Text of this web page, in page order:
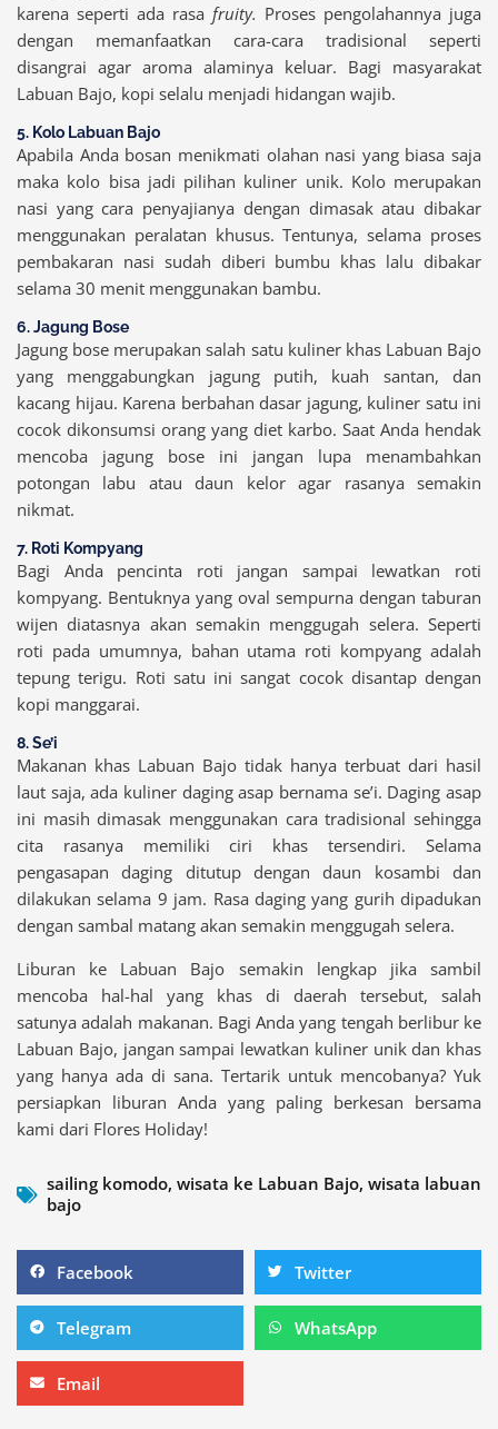
karena seperti ada rasa fruity. Proses pengolahannya juga
dengan memanfaatkan cara-cara tradisional seperti
disangrai agar aroma alaminya keluar. Bagi masyarakat
Labuan Bajo, kopi selalu menjadi hidangan wajib.
5. Kolo Labuan Bajo
Apabila Anda bosan menikmati olahan nasi yang biasa saja
maka kolo bisa jadi pilihan kuliner unik. Kolo merupakan
nasi yang cara penyajianya dengan dimasak atau dibakar
menggunakan peralatan khusus. Tentunya, selama proses
pembakaran nasi sudah diberi bumbu khas lalu dibakar
selama 30 menit menggunakan bambu.
6. Jagung Bose
Jagung bose merupakan salah satu kuliner khas Labuan Bajo
yang menggabungkan jagung putih, kuah santan, dan
kacang hijau. Karena berbahan dasar jagung, kuliner satu ini
cocok dikonsumsi orang yang diet karbo. Saat Anda hendak
mencoba jagung bose ini jangan lupa menambahkan
potongan labu atau daun kelor agar rasanya semakin
nikmat.
7. Roti Kompyang
Bagi Anda pencinta roti jangan sampai lewatkan roti
kompyang. Bentuknya yang oval sempurna dengan taburan
wijen diatasnya akan semakin menggugah selera. Seperti
roti pada umumnya, bahan utama roti kompyang adalah
tepung terigu. Roti satu ini sangat cocok disantap dengan
kopi manggarai.
8. Se’i
Makanan khas Labuan Bajo tidak hanya terbuat dari hasil
laut saja, ada kuliner daging asap bernama se’i. Daging asap
ini masih dimasak menggunakan cara tradisional sehingga
cita rasanya memiliki ciri khas tersendiri. Selama
pengasapan daging ditutup dengan daun kosambi dan
dilakukan selama 9 jam. Rasa daging yang gurih dipadukan
dengan sambal matang akan semakin menggugah selera.
Liburan ke Labuan Bajo semakin lengkap jika sambil
mencoba hal-hal yang khas di daerah tersebut, salah
satunya adalah makanan. Bagi Anda yang tengah berlibur ke
Labuan Bajo, jangan sampai lewatkan kuliner unik dan khas
yang hanya ada di sana. Tertarik untuk mencobanya? Yuk
persiapkan liburan Anda yang paling berkesan bersama
kami dari Flores Holiday!
sailing komodo, wisata ke Labuan Bajo, wisata labuan
bajo
Facebook Twitter
Telegram WhatsApp
Email